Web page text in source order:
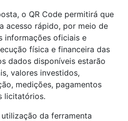
o QR Code permitirá que
acesso rápido, por meio de
informações oficiais e
física e financeira das
dados disponíveis estarão
valores investidos,
medições, pagamentos
licitatórios.
da ferramenta